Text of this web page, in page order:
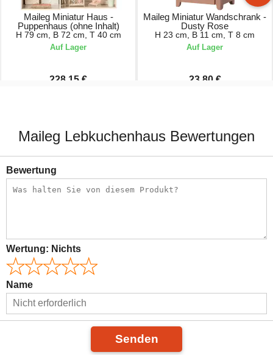
Maileg Miniatur Haus -
Puppenhaus (ohne Inhalt)
H 79 cm, B 72 cm, T 40 cm
Auf Lager
228,15 €
Maileg Miniatur Wandschrank -
Dusty Rose
H 23 cm, B 11 cm, T 8 cm
Auf Lager
23,80 €
Maileg Lebkuchenhaus Bewertungen
Bewertung
Wertung: Nichts
Name
Senden